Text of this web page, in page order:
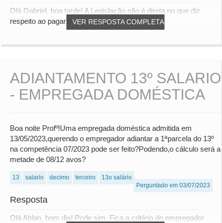
VER RESPOSTA COMPLETA
Olá Gabriel, boa tarde! A Legislação não é direta no que diz
respeito ao pagamento em parcela única....
ADIANTAMENTO 13º SALARIO
- EMPREGADA DOMÉSTICA
Boa noite Profº!Uma empregada doméstica admitida em
13/05/2023,querendo o empregador adiantar a 1ªparcela do 13º
na competência 07/2023 pode ser feito?Podendo,o cálculo será a
metade de 08/12 avos?
13 salario decimo terceiro
13o salário
Perguntado em 03/07/2023
Resposta
Olá Ahlan, bom dia! Pode sim. Fica a critério do empregador